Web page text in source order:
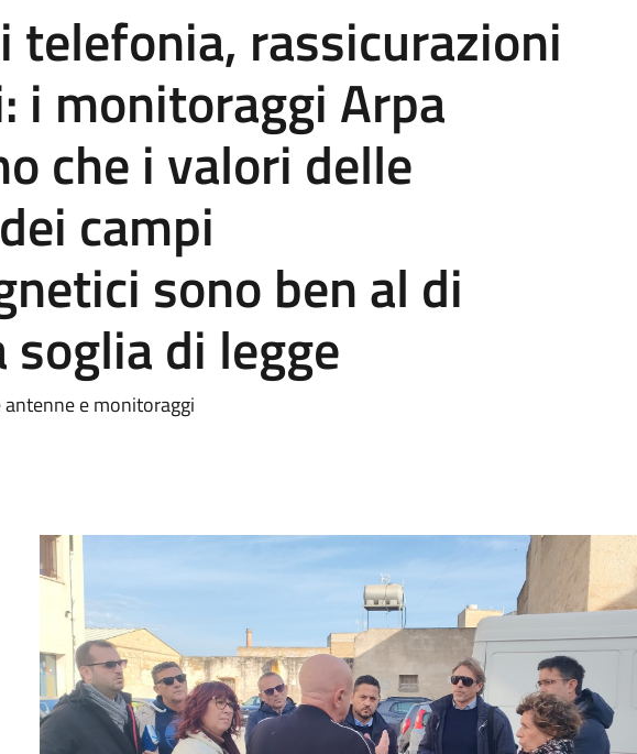
telefonia, rassicurazioni
i monitoraggi Arpa
che i valori delle
campi
sono ben al di
di legge
antenne e monitoraggi